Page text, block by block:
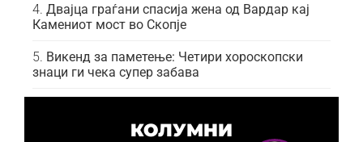
Двајца граѓани спасија жена од Вардар кај
Камениот мост во Скопје
Викенд за паметење: Четири хороскопски
знаци ги чека супер забава
КОЛУМНИ